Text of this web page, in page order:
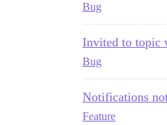
Bug
Invited to topic
Bug
Notifications
Feature